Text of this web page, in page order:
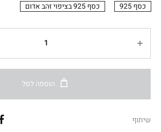
כסף 925
כסף 925 בציפוי זהב אדום
הוספה לסל
שיתוף